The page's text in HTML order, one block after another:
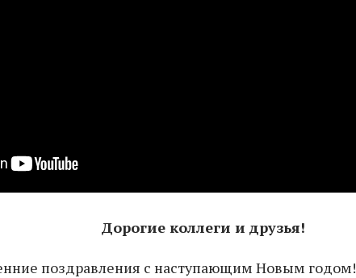
Дорогие коллеги и друзья!
поздравления с наступающим Новым годом!